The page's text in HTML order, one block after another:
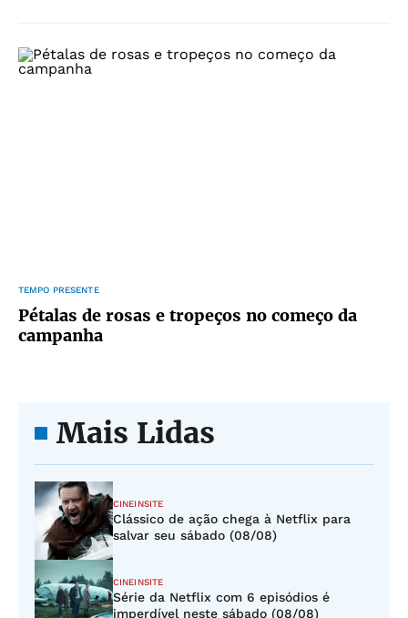
TEMPO PRESENTE
Pétalas de rosas e tropeços no começo da
campanha
Mais Lidas
CINEINSITE
Clássico de ação chega à Netflix para
salvar seu sábado (08/08)
CINEINSITE
Série da Netflix com 6 episódios é
imperdível neste sábado (08/08)